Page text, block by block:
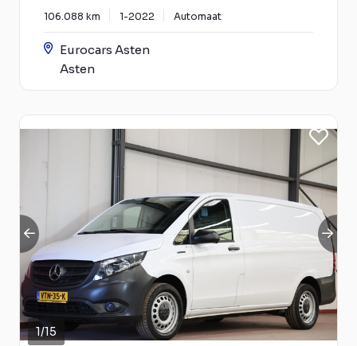
106.088 km 1-2022 Automaat
Eurocars Asten
Asten
1/15